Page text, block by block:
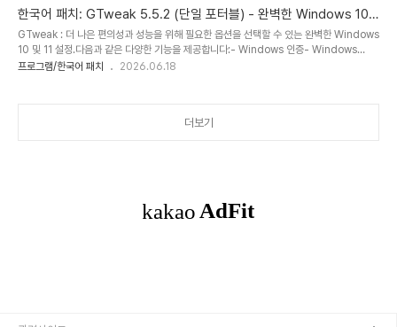
prompt"라는 유틸리티를 개발했습니다. ..
Windows 10 및 11에서만 사용 가능합니다.9.2 버전부터 새롭게 추
가된 기능: 화면 OCR 기능으로 화면이나 이미지에서 편집 가능한 텍
스트를 인식하고 복사할 수 있습니다. 오픈 소스 Tesseract OCR 프
로젝트를 기반으로 합니다. HyperSnap 9 무료 평가판의 OCR 기
능은 어떤 방식으로든 손상되지 않으며 HyperSnap 라이선스 없이
한국어 패치: GTweak 5.5.2 (단일 포터블) - 완벽한 Windows 10
및 11 설정
GTweak : 더 나은 편의성과 성능을 위해 필요한 옵션을 선택할 수 있는 완벽한 Windows
10 및 11 설정.다음과 같은 다양한 기능을 제공합니다:- Windows 인증- Windows
Defender, SmartScreen, Antimalware, VBS, UAC 비활성화- Windows 업데이
Cortana, 위젯 삭제- 미리 설치된 Windows 10/11 앱 제거- Realtek 고화질 오디오 드
프로그램/한국어 패치 2026.06.18
더보기